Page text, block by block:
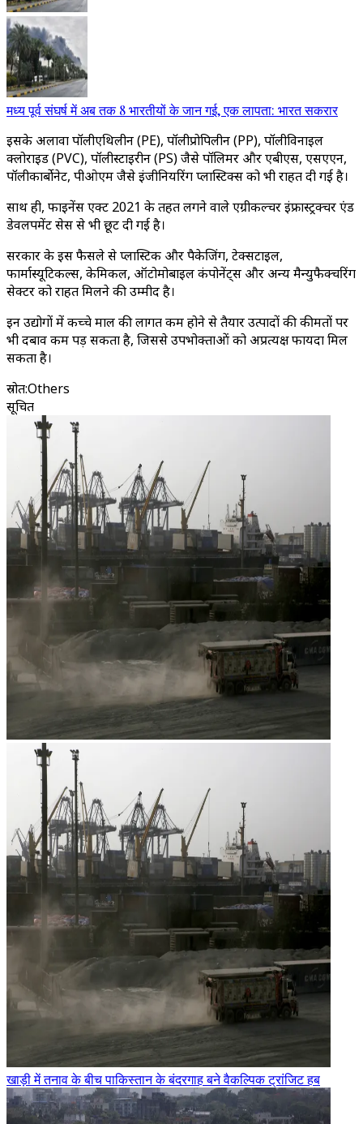
मध्य पूर्व संघर्ष में अब तक 8 भारतीयों के जान गई, एक लापता: भारत सकरार
इसके अलावा पॉलीएथिलीन (PE), पॉलीप्रोपिलीन (PP), पॉलीविनाइल
क्लोराइड (PVC), पॉलीस्टाइरीन (PS) जैसे पॉलिमर और एबीएस, एसएएन,
पॉलीकार्बोनेट, पीओएम जैसे इंजीनियरिंग प्लास्टिक्स को भी राहत दी गई है।
साथ ही, फाइनेंस एक्ट 2021 के तहत लगने वाले एग्रीकल्चर इंफ्रास्ट्रक्चर एंड
डेवलपमेंट सेस से भी छूट दी गई है।
सरकार के इस फैसले से प्लास्टिक और पैकेजिंग, टेक्सटाइल,
फार्मास्यूटिकल्स, केमिकल, ऑटोमोबाइल कंपोनेंट्स और अन्य मैन्युफैक्चरिंग
सेक्टर को राहत मिलने की उम्मीद है।
इन उद्योगों में कच्चे माल की लागत कम होने से तैयार उत्पादों की कीमतों पर
भी दबाव कम पड़ सकता है, जिससे उपभोक्ताओं को अप्रत्यक्ष फायदा मिल
सकता है।
स्रोत:Others
सूचित
खाड़ी में तनाव के बीच पाकिस्तान के बंदरगाह बने वैकल्पिक ट्रांजिट हब